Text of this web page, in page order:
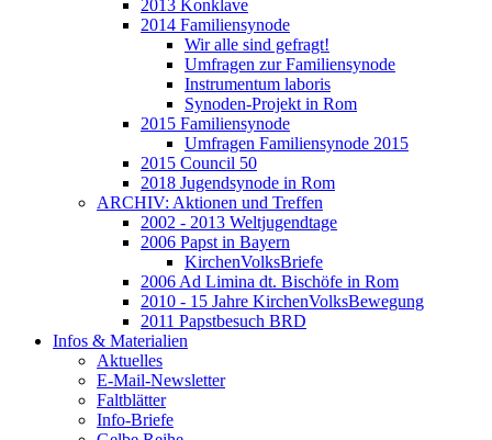
2013 Konklave
2014 Familiensynode
Wir alle sind gefragt!
Umfragen zur Familiensynode
Instrumentum laboris
Synoden-Projekt in Rom
2015 Familiensynode
Umfragen Familiensynode 2015
2015 Council 50
2018 Jugendsynode in Rom
ARCHIV: Aktionen und Treffen
2002 - 2013 Weltjugendtage
2006 Papst in Bayern
KirchenVolksBriefe
2006 Ad Limina dt. Bischöfe in Rom
2010 - 15 Jahre KirchenVolksBewegung
2011 Papstbesuch BRD
Infos & Materialien
Aktuelles
E-Mail-Newsletter
Faltblätter
Info-Briefe